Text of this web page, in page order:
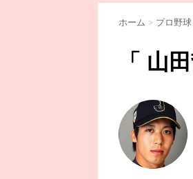
ホーム > プロ野球
「 山